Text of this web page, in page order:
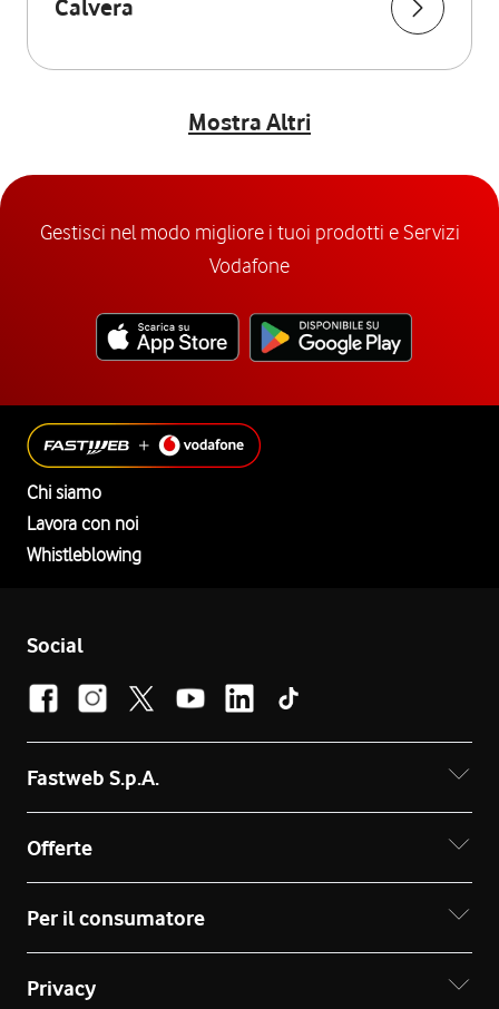
Calvera
Mostra Altri
Gestisci nel modo migliore i tuoi prodotti e Servizi
Vodafone
Chi siamo
Lavora con noi
Whistleblowing
Social
Fastweb S.p.A.
Offerte
Per il consumatore
Privacy